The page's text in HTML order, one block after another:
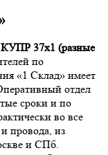
КУПР 37х1 (разные
по
«1 Склад» имеет
отдел
сроки и по
во все
провода, из
и СПб.